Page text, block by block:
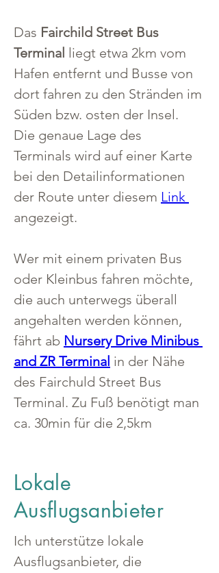
Das Fairchild Street Bus
Terminal liegt etwa 2km vom
Hafen entfernt und Busse von
dort fahren zu den Stränden im
Süden bzw. osten der Insel.
Die genaue Lage des
Terminals wird auf einer Karte
bei den Detailinformationen
der Route unter diesem Link
angezeigt.
Wer mit einem privaten Bus
oder Kleinbus fahren möchte,
die auch unterwegs überall
angehalten werden können,
fährt ab Nursery Drive Minibus
and ZR Terminal in der Nähe
des Fairchuld Street Bus
Terminal. Zu Fuß benötigt man
ca. 30min für die 2,5km
Lokale
Ausflugsanbieter
Ich unterstütze lokale
Ausflugsanbieter, die